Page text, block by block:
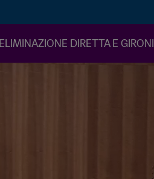
ELIMINAZIONE DIRETTA E GIRONI